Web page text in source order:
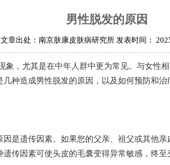
男性脱发的原因
文章出处：南京肤康皮肤病研究所 发表时间：
尤其是在中年人群中更为常见。与女性相
种造成男性脱发的原因，以及如何预防和治
遗传因素。如果您的父亲、祖父或其他亲
传因素可使头皮的毛囊变得异常敏感，终至